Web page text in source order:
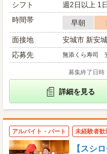
シフト
週2日以上 1
時間帯
早朝
面接地
安城市 新安
応募先
無添くら寿司
募集終了日時
詳細を見る
アルバイト・パート 未経験者歓
【スシ